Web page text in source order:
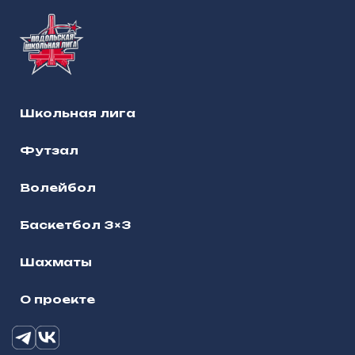
Школьная лига
Футзал
Волейбол
Баскетбол 3×3
Шахматы
О проекте